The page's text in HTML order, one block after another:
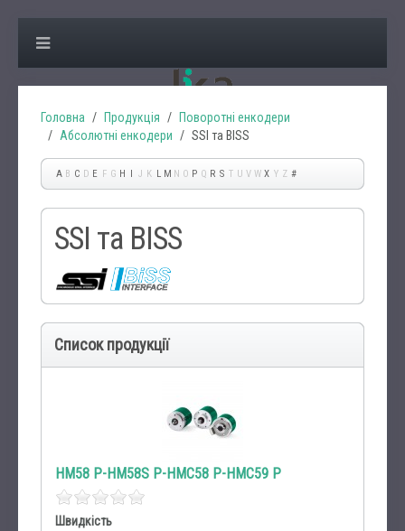
Головна Продукція
Поворотні енкодери
Абсолютні енкодери
SSI та BISS
A B C D E F G H I J K L M N O P Q R S T U V W X Y Z #
SSI та BISS
Список продукції
HM58 P-HM58S P-HMC58 P-HMC59 P
Швидкість